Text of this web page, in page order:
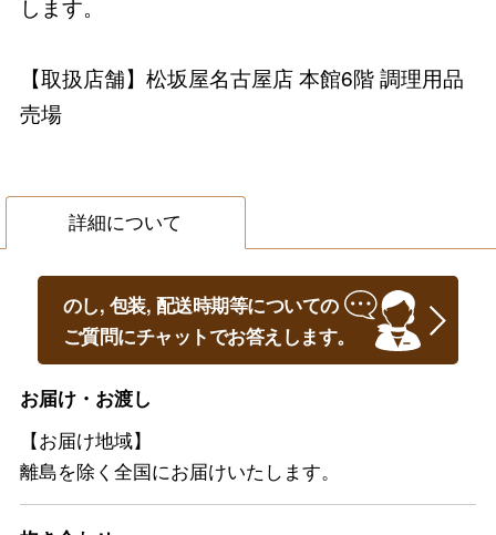
【取扱店舗】松坂屋名古屋店 本館6階 調理用品
売場
詳細について
のし, 包装, 配送時期等についての
ご質問にチャットでお答えします。
お届け・お渡し
【お届け地域】
離島を除く全国にお届けいたします。